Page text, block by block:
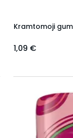
Kramtomoji
1,09 €